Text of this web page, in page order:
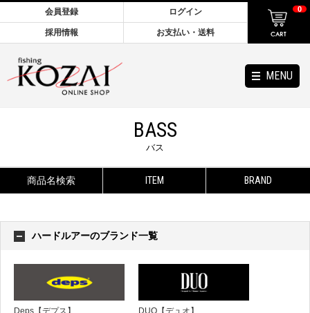
MENU
会員登録 ログイン
採用情報 お支払い・送料
0
BASS
バス
商品名検索 ITEM BRAND
ハードルアーのブランド一覧